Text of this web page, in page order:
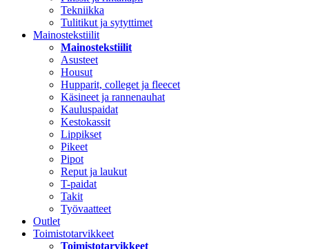
Tekniikka
Tulitikut ja sytyttimet
Mainostekstiilit
Mainostekstiilit
Asusteet
Housut
Hupparit, colleget ja fleecet
Käsineet ja rannenauhat
Kauluspaidat
Kestokassit
Lippikset
Pikeet
Pipot
Reput ja laukut
T-paidat
Takit
Työvaatteet
Outlet
Toimistotarvikkeet
Toimistotarvikkeet